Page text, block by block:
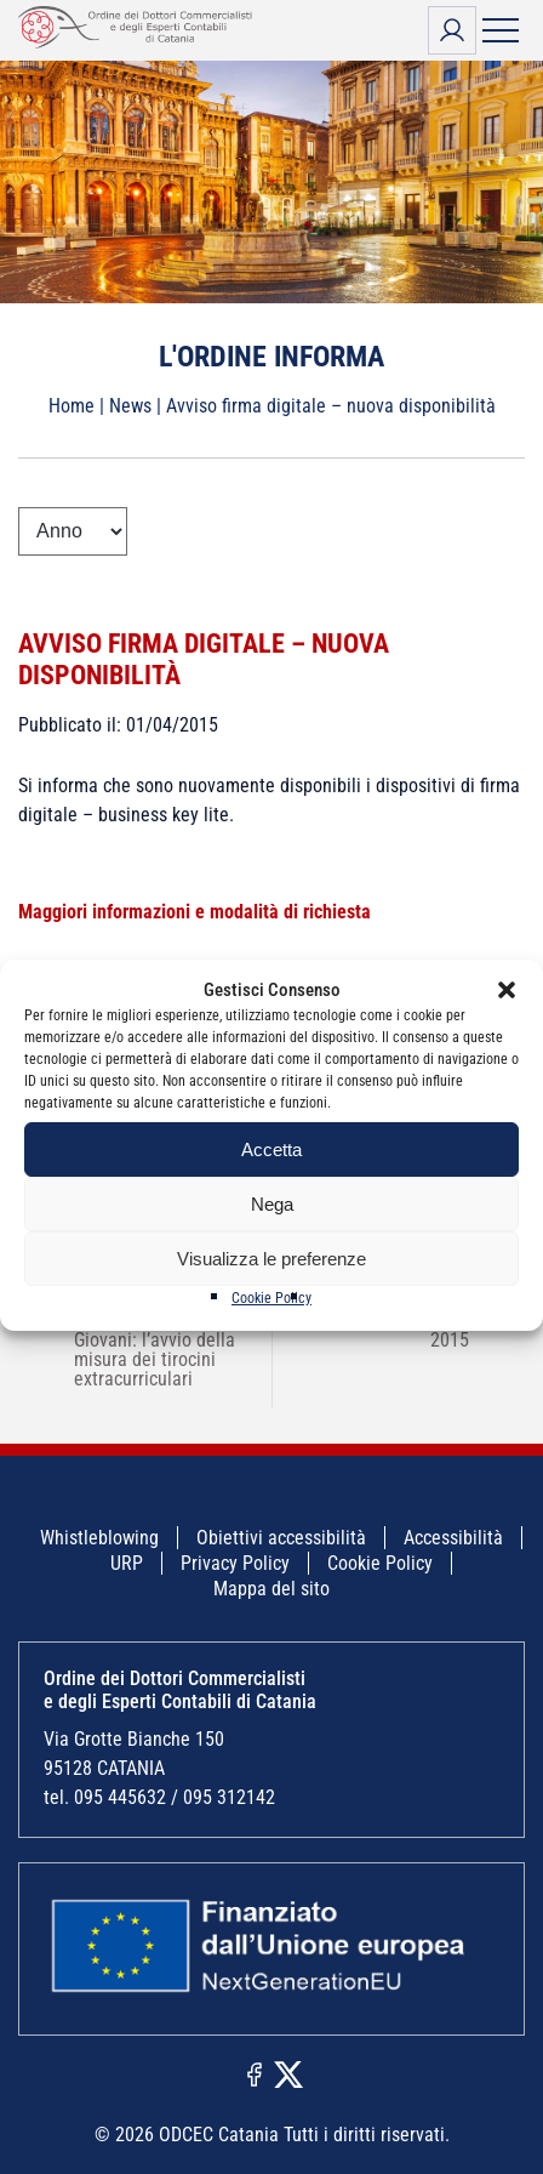
Gestisci Consenso
Per fornire le migliori esperienze, utilizziamo tecnologie come i cookie per
memorizzare e/o accedere alle informazioni del dispositivo. Il consenso a queste
tecnologie ci permetterà di elaborare dati come il comportamento di navigazione o
ID unici su questo sito. Non acconsentire o ritirare il consenso può influire
negativamente su alcune caratteristiche e funzioni.
Accetta
Nega
Visualizza le preferenze
Cookie Policy
Vai
contenuto
L'ORDINE INFORMA
Home | News| Avviso firma digitale – nuova disponibilità
AVVISO FIRMA DIGITALE – NUOVA
DISPONIBILITÀ
Pubblicato il: 01/04/2015
Si informa che sono nuovamente disponibili i dispositivi di firma
digitale – business key lite.
Maggiori informazioni e modalità di richiesta
CategorieNews
ARTICOLIGiovani: l’avvio della
misura dei tirocini
extracurriculari
2015
Whistleblowing Obiettivi accessibilità
Accessibilità
URP
Privacy Policy
Cookie Policy
Mappa del sito
Ordine dei Dottori Commercialisti
e degli Esperti Contabili di Catania
Via Grotte Bianche 150
95128 CATANIA
tel. 095 445632 / 095 312142
© 2026 ODCEC Catania Tutti i diritti riservati.